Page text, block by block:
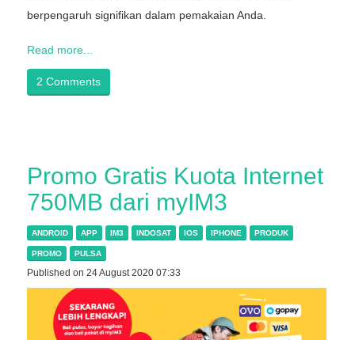
berpengaruh signifikan dalam pemakaian Anda.
Read more...
2 Comments
Promo Gratis Kuota Internet
750MB dari myIM3
ANDROID APP IM3 INDOSAT IOS IPHONE PRODUK
PROMO PULSA
Published on 24 August 2020 07:33